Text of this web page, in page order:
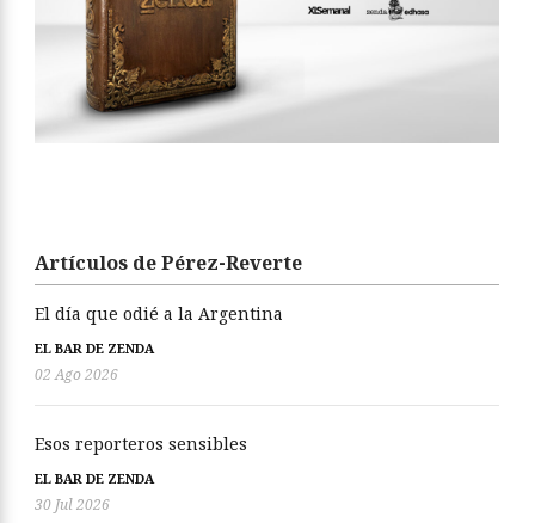
Artículos de Pérez-Reverte
El día que odié a la Argentina
EL BAR DE ZENDA
02 Ago 2026
Esos reporteros sensibles
EL BAR DE ZENDA
30 Jul 2026